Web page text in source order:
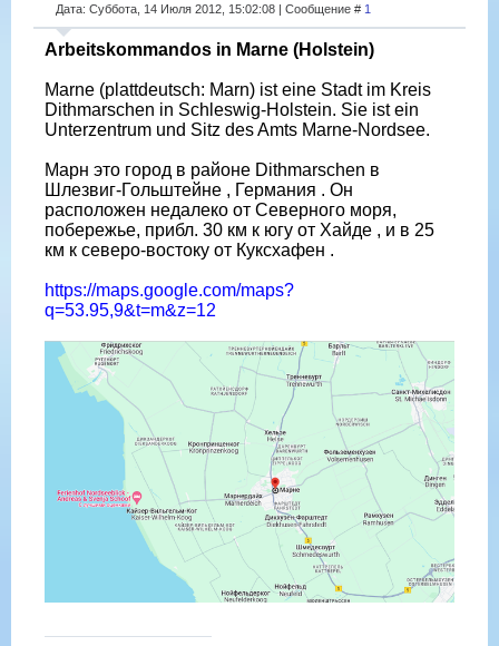
Дата: Суббота, 14 Июля 2012, 15:02:08 | Сообщение # 1
Arbeitskommandos in Marne (Holstein)
Marne (plattdeutsch: Marn) ist eine Stadt im Kreis
Dithmarschen in Schleswig-Holstein. Sie ist ein
Unterzentrum und Sitz des Amts Marne-Nordsee.
Марн это город в районе Dithmarschen в
Шлезвиг-Гольштейне , Германия . Он
расположен недалеко от Северного моря,
побережье, прибл. 30 км к югу от Хайде , и в 25
км к северо-востоку от Куксхафен .
https://maps.google.com/maps?
q=53.95,9&t=m&z=12